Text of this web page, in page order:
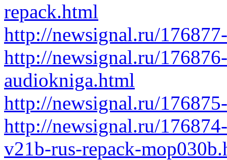
repack.html
http://newsignal.ru/
http://newsignal.ru/
audiokniga.html
http://newsignal.ru/
http://newsignal.ru/
v21b-rus-repack-